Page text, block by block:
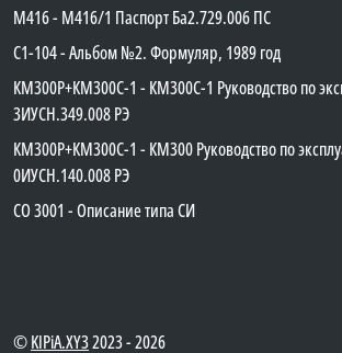
М416 - М416/1 Паспорт Ба2.729.006 ПС
C1-104 - Альбом №2. Формуляр, 1989 год
КМ300Р+КМ300С-1 - КМ300C-1 Руководство по
3ИУСН.349.008 РЭ
КМ300Р+КМ300С-1 - КМ300 Руководство по
0ИУСН.140.008 РЭ
СО 3001 - Описание типа СИ
©KIPiA.XY32023 - 2026